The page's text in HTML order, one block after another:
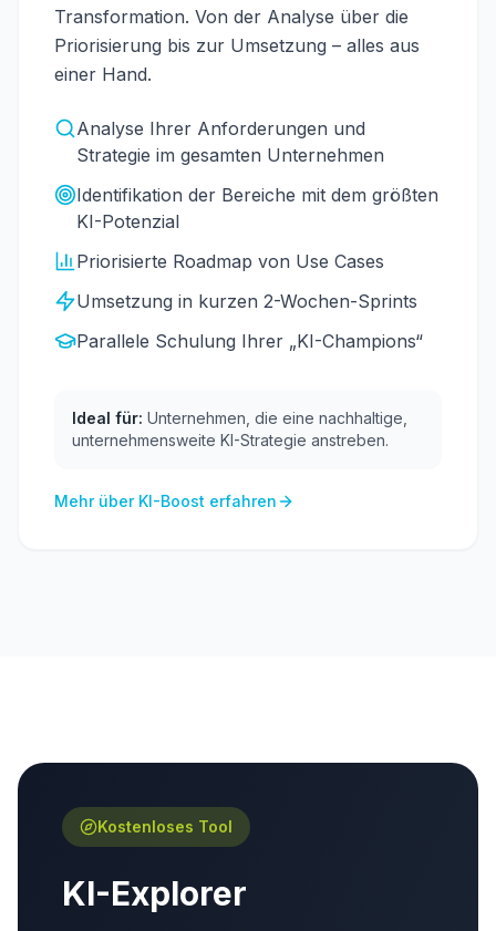
Transformation. Von der Analyse über die
Priorisierung bis zur Umsetzung – alles aus
einer Hand.
Analyse Ihrer Anforderungen und
Strategie im gesamten Unternehmen
Identifikation der Bereiche mit dem größten
KI-Potenzial
Priorisierte Roadmap von Use Cases
Umsetzung in kurzen 2-Wochen-Sprints
Parallele Schulung Ihrer „KI-Champions“
Ideal für: Unternehmen, die eine nachhaltige,
unternehmensweite KI-Strategie anstreben.
Mehr über KI-Boost erfahren
Kostenloses Tool
KI-Explorer